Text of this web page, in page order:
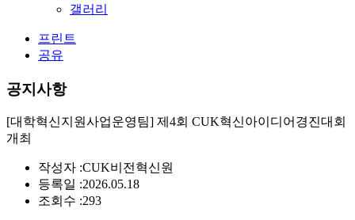
갤러리
프린트
공유
공지사항
[대학혁신지원사업운영팀] 제4회 CUK혁신아이디어경진대회
개최
작성자 :CUK비전혁신원
등록일 :2026.05.18
조회수 :293